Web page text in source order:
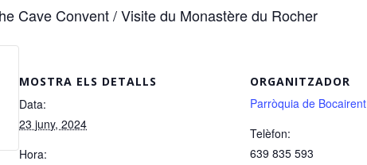
Cave Convent / Visite du Monastère du Rocher
MOSTRA ELS DETALLS
Data:
23 juny, 2024
Hora:
ORGANITZADOR
Parròquia de Bocairent
Telèfon:
639 835 593